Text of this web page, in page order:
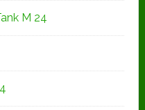
M 24